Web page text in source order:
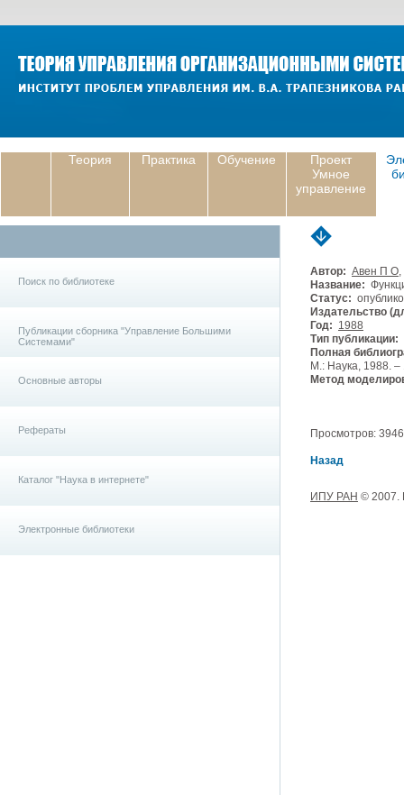
Теория Практика Обучение
Проект
Умное
управление
Поиск по библиотеке
Публикации сборника "Управление Большими
Системами"
Основные авторы
Рефераты
Каталог "Наука в интернете"
Электронные библиотеки
Автор: Авен П О,
Название:
Статус:
Издательство
Год: 1988
Тип публикации:
Полная
М.: Наука, 1988. –
Метод
Просмотров:
Назад
ИПУ РАН © 2007.